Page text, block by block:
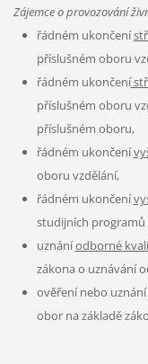
Zájemce o provozování
řádném ukončení
příslušném oboru
řádném ukončení
příslušném oboru
příslušném oboru,
řádném ukončení
oboru vzdělání,
řádném ukončení
studijních
uznáníodborné
zákona o uznávání
ověření nebo
obor na základě